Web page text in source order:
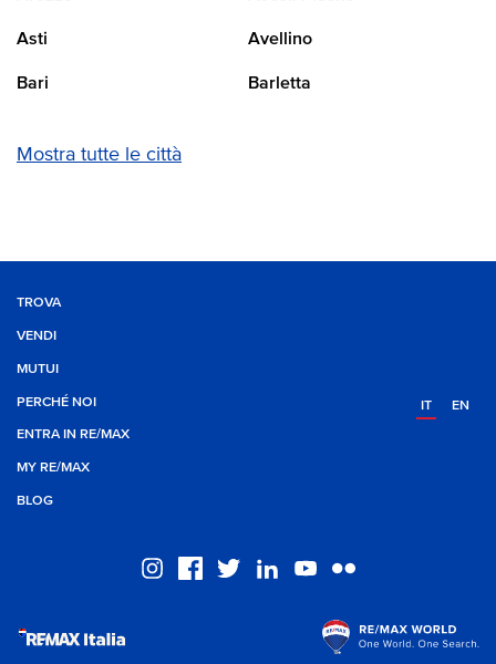
Asti Avellino
Bari Barletta
Mostra tutte le città
TROVA
VENDI
MUTUI
PERCHÉ NOI
ENTRA IN RE/MAX
MY RE/MAX
BLOG
IT EN